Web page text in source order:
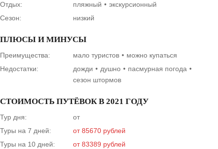
Отдых:
пляжный
экскурсионный
Сезон:
низкий
ПЛЮСЫ И МИНУСЫ
Преимущества: мало туристов
можно купаться
Недостатки:
дожди душно
пасмурная погода
сезон штормов
СТОИМОСТЬ ПУТЁВОК В 2021 ГОДУ
Тур дня:
от
Туры на 7 дней:
от 85670 рублей
Туры на 10 дней:
от 83389 рублей